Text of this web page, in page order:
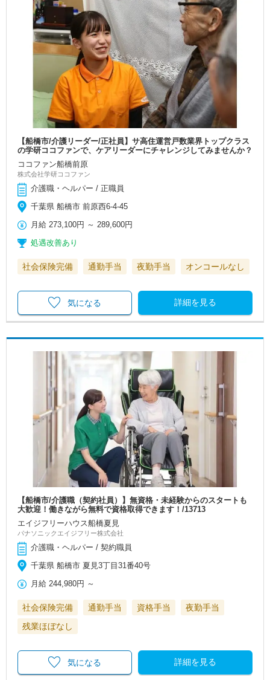
【船橋市/介護リーダー/正社員】サ高住運営戸数業界トップクラス
の学研ココファンで、ケアリーダーにチャレンジしてみませんか？
ココファン船橋前原
株式会社学研ココファン
介護職・ヘルパー / 正職員
千葉県 船橋市 前原西6-4-45
月給 273,100円 ～ 289,600円
処遇改善あり
社会保険完備 通勤手当 夜勤手当 オンコールなし
詳細を見る
気になる
【船橋市/介護職（契約社員）】無資格・未経験からのスタートも
大歓迎！働きながら無料で資格取得できます！/13713
エイジフリーハウス船橋夏見
パナソニックエイジフリー株式会社
介護職・ヘルパー / 契約職員
千葉県 船橋市 夏見3丁目31番40号
月給 244,980円 ～
社会保険完備 通勤手当 資格手当
夜勤手当
残業ほぼなし
詳細を見る
気になる